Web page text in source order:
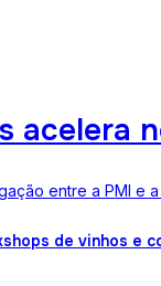
acelera
entre a PMI e
de vinhos e